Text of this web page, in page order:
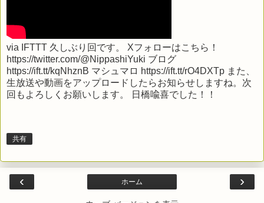
via IFTTT 久しぶり回です。 Xフォローはこちら！
https://twitter.com/@NippashiYuki ブログ
https://ift.tt/kqNhznB マシュマロ https://ift.tt/rO4DXTp また、
生放送や動画をアップロードしたらお知らせしますね。次
回もよろしくお願いします。 日橋喩喜でした！！
共有
‹ ›
ホーム